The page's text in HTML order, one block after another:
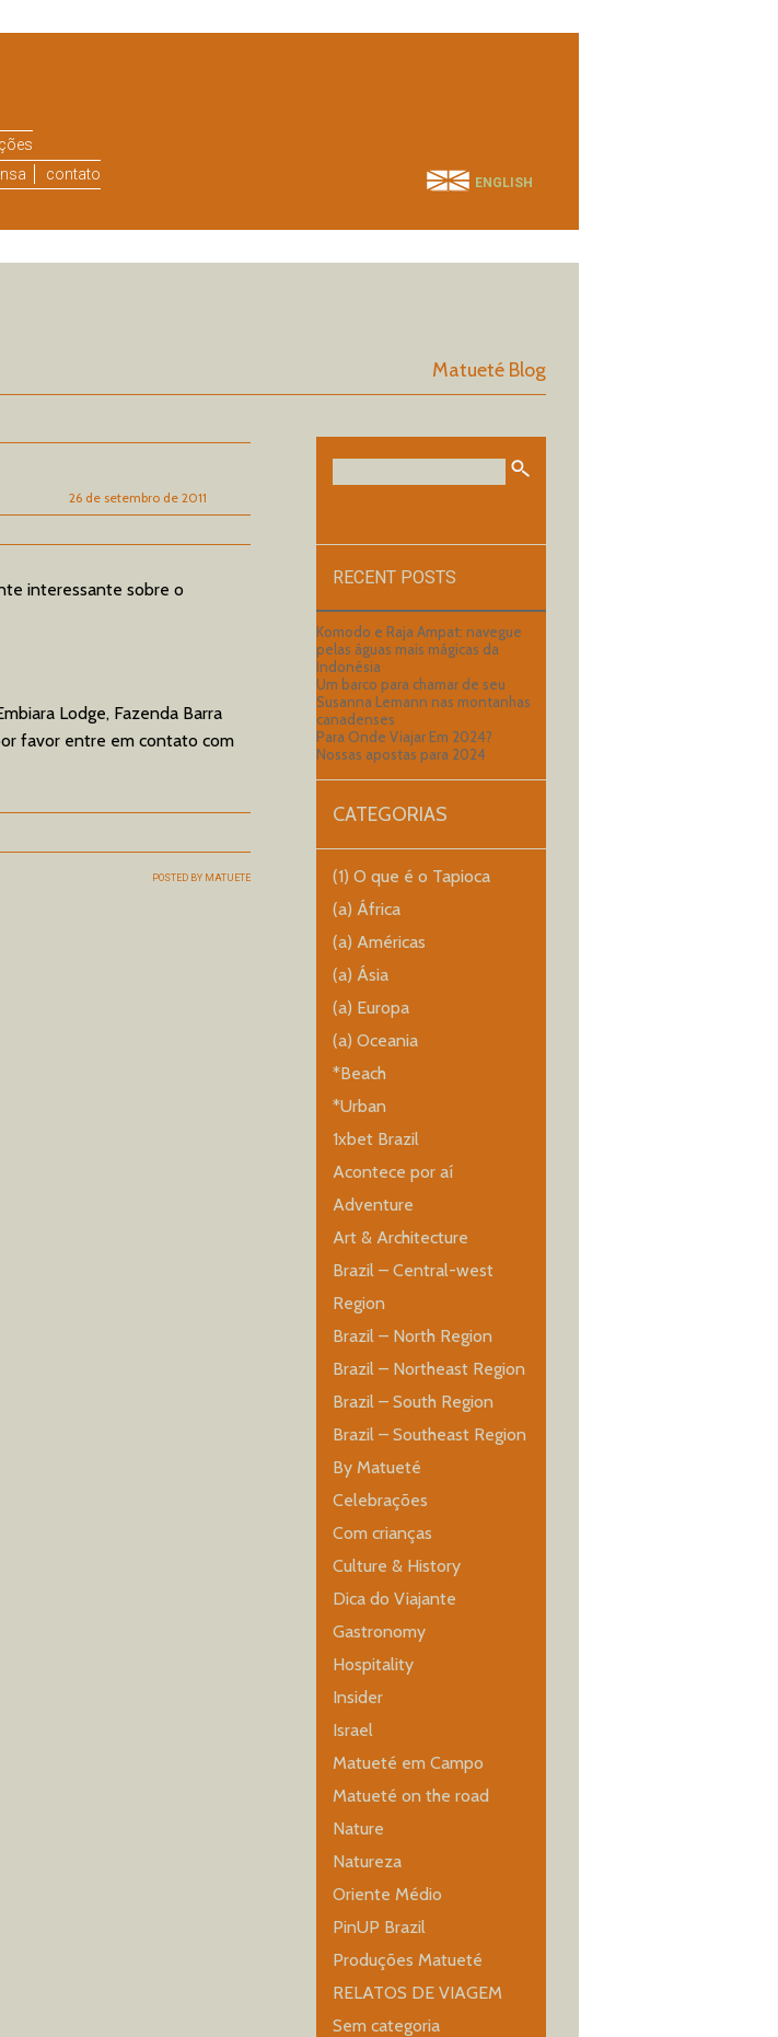
ENGLISH
contato
Matueté Blog
26 de setembro de 2011
interessante sobre o
Lodge, Fazenda Barra
favor entre em contato com
POSTED BY MATUETE
RECENT POSTS
Komodo e Raja Ampat: navegue
pelas águas mais mágicas da
Indonésia
Um barco para chamar de seu
Susanna Lemann nas montanhas
canadenses
Para Onde Viajar Em 2024?
Nossas apostas para 2024
CATEGORIAS
(1) O que é o Tapioca
(a) África
(a) Américas
(a) Ásia
(a) Europa
(a) Oceania
*Beach
*Urban
1xbet Brazil
Acontece por aí
Adventure
Art & Architecture
Brazil – Central-west
Region
Brazil – North Region
Brazil – Northeast Region
Brazil – South Region
Brazil – Southeast Region
By Matueté
Celebrações
Com crianças
Culture & History
Dica do Viajante
Gastronomy
Hospitality
Insider
Israel
Matueté em Campo
Matueté on the road
Nature
Natureza
Oriente Médio
PinUP Brazil
Produções Matueté
RELATOS DE VIAGEM
Sem categoria